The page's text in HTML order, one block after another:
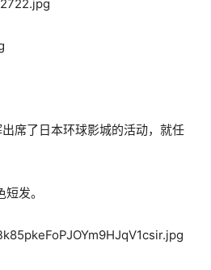
席了日本环球影城的活动，就任
发。